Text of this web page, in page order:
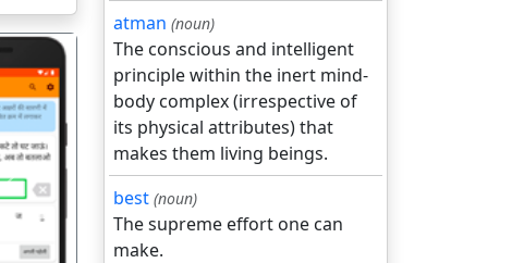
अगला
atman (noun)
The conscious and intelligent
principle within the inert mind-
body complex (irrespective of
its physical attributes) that
makes them living beings.
best (noun)
The supreme effort one can
make.